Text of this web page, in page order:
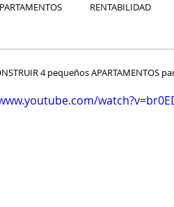
RENTABILIDAD
4 pequeños APARTAMENTOS